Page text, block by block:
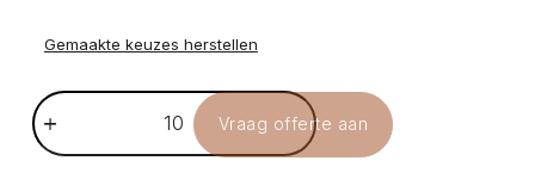
Gemaakte keuzes herstellen
Vraag offerte aan